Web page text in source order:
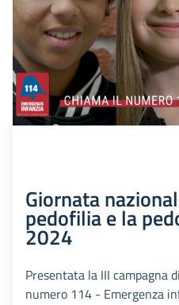
Giornata
pedofilia e la
2024
Presentata la III campagna
numero 114 - Emergenza